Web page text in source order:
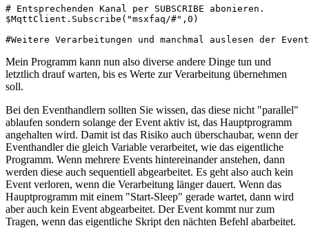
# Entsprechenden Kanal per SUBSCRIBE abonieren.
$MqttClient.Subscribe("msxfaq/#",0)
#Weitere Verarbeitungen und manchmal auslesen der
Mein Programm kann nun also diverse andere Dinge tun und
letztlich drauf warten, bis es Werte zur Verarbeitung übernehmen
soll.
Bei den Eventhandlern sollten Sie wissen, das diese nicht "parallel"
ablaufen sondern solange der Event aktiv ist, das Hauptprogramm
angehalten wird. Damit ist das Risiko auch überschaubar, wenn der
Eventhandler die gleich Variable verarbeitet, wie das eigentliche
Programm. Wenn mehrere Events hintereinander anstehen, dann
werden diese auch sequentiell abgearbeitet. Es geht also auch kein
Event verloren, wenn die Verarbeitung länger dauert. Wenn das
Hauptprogramm mit einem "Start-Sleep" gerade wartet, dann wird
aber auch kein Event abgearbeitet. Der Event kommt nur zum
Tragen, wenn das eigentliche Skript den nächten Befehl abarbeitet.